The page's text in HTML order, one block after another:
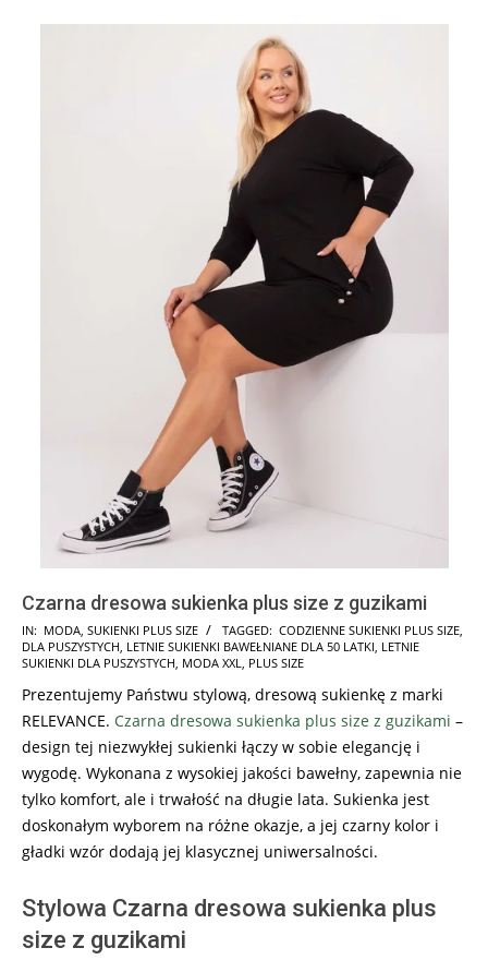
Czarna dresowa sukienka plus size z guzikami
2024-
06-
IN: MODA, SUKIENKI PLUS SIZE TAGGED: CODZIENNE SUKIENKI PLUS SIZE,
DLA PUSZYSTYCH, LETNIE SUKIENKI BAWEŁNIANE DLA 50 LATKI, LETNIE
SUKIENKI DLA PUSZYSTYCH, MODA XXL, PLUS SIZE
Prezentujemy Państwu stylową, dresową sukienkę z marki
RELEVANCE. Czarna dresowa sukienka plus size z guzikami –
design tej niezwykłej sukienki łączy w sobie elegancję i
wygodę. Wykonana z wysokiej jakości bawełny, zapewnia nie
tylko komfort, ale i trwałość na długie lata. Sukienka jest
doskonałym wyborem na różne okazje, a jej czarny kolor i
gładki wzór dodają jej klasycznej uniwersalności.
Stylowa Czarna dresowa sukienka plus
size z guzikami